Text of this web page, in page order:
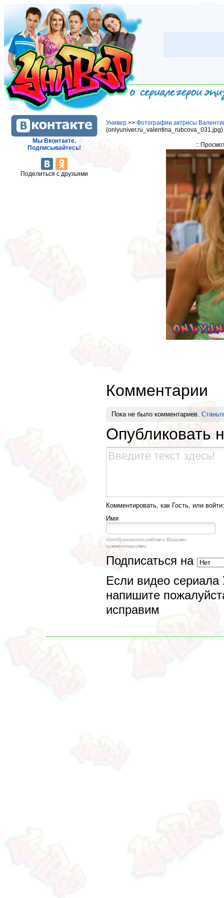
Мы Вконтакте.
Подписывайтесь!
Поделиться с друзьями
Универ >> Фотографии актрисы
::
Комментарии
Пока не было комментариев.
Опубликовать
Комментировать, как Гость, или войти:
Имя
Отображается рядом с Вашими
комментариями
Подписаться на
Если видео сериала
напишите
исправим